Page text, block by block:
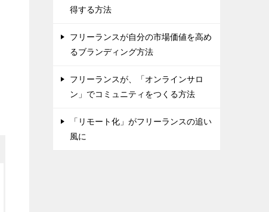
得する方法
フリーランスが自分の市場価値を高め
るブランディング方法
フリーランスが、「オンラインサロ
ン」でコミュニティをつくる方法
「リモート化」がフリーランスの追い
風に